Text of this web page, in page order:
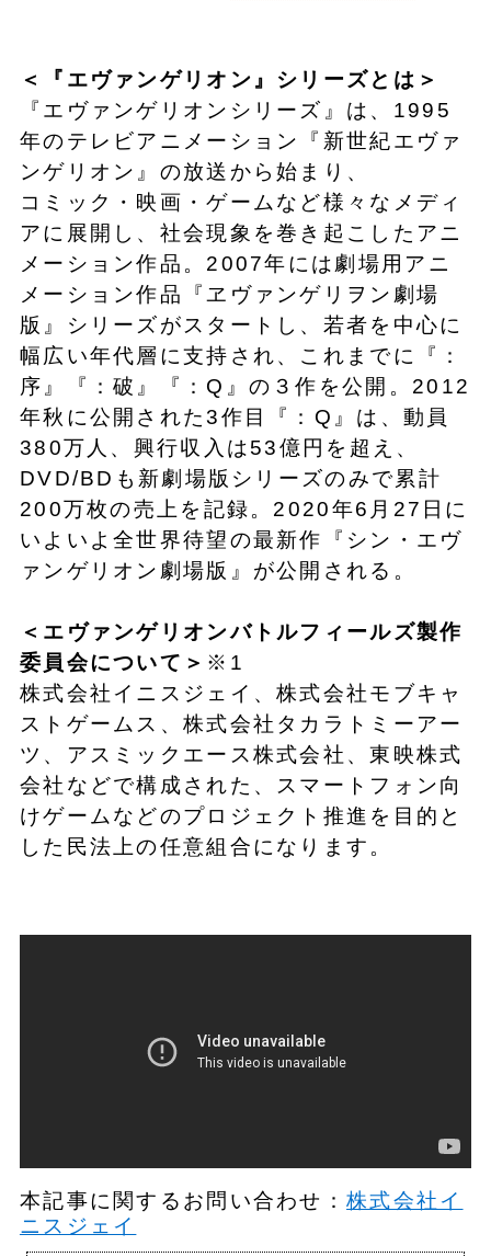
＜『エヴァンゲリオン』シリーズとは＞
『エヴァンゲリオンシリーズ』は、1995
年のテレビアニメーション『新世紀エヴァ
ンゲリオン』の放送から始まり、
コミック・映画・ゲームなど様々なメディ
アに展開し、社会現象を巻き起こしたアニ
メーション作品。2007年には劇場用アニ
メーション作品『ヱヴァンゲリヲン劇場
版』シリーズがスタートし、若者を中心に
幅広い年代層に支持され、これまでに『：
序』『：破』『：Q』の３作を公開。2012
年秋に公開された3作目『：Q』は、動員
380万人、興行収入は53億円を超え、
DVD/BDも新劇場版シリーズのみで累計
200万枚の売上を記録。2020年6月27日に
いよいよ全世界待望の最新作『シン・エヴ
ァンゲリオン劇場版』が公開される。
＜エヴァンゲリオンバトルフィールズ製作
委員会について＞ ※1
株式会社イニスジェイ、株式会社モブキャ
ストゲームス、株式会社タカラトミーアー
ツ、アスミックエース株式会社、東映株式
会社などで構成された、スマートフォン向
けゲームなどのプロジェクト推進を目的と
した民法上の任意組合になります。
本記事に関するお問い合わせ：株式会社イ
ニスジェイ